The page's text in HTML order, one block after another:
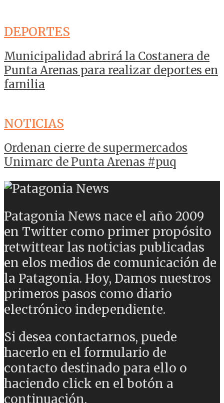
DEPORTES
Municipalidad abrirá la Costanera de
Punta Arenas para realizar deportes en
familia
NOTICIAS
Ordenan cierre de supermercados
Unimarc de Punta Arenas #puq
Patagonia News nace el año 2009
en Twitter como primer propósito
retwittear las noticias publicadas
en elos medios de comunicación de
la Patagonia. Hoy, Damos nuestros
primeros pasos como diario
electrónico independiente.
Si desea contactarnos, puede
hacerlo en el formulario de
contacto destinado para ello o
haciendo click en el botón a
continuación.